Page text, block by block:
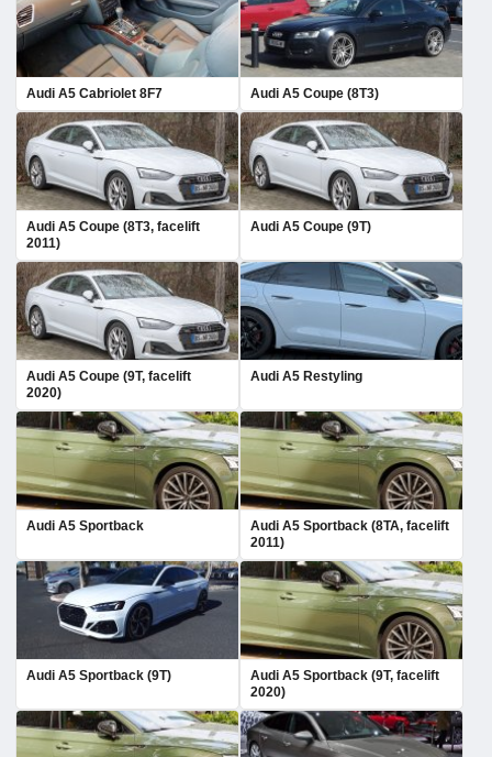
Audi A5 Cabriolet 8F7 Audi A5 Coupe (8T3)
Audi A5 Coupe (8T3, facelift
2011)
Audi A5 Coupe (9T)
Audi A5 Coupe (9T, facelift
2020)
Audi A5 Restyling
Audi A5 Sportback
Audi A5 Sportback (8TA, facelift
2011)
Audi A5 Sportback (9T)
Audi A5 Sportback (9T, facelift
2020)